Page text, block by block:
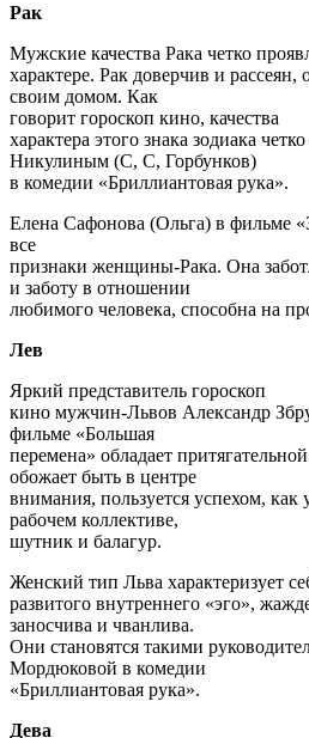
Рак
Мужские качества Рака четко
характере. Рак доверчив и
своим домом. Как
говорит гороскоп кино, качества
характера этого знака зодиака
Никулиным (С, С, Горбунков)
в комедии «Бриллиантовая рука».
Елена Сафонова (Ольга) в фильме
все
признаки женщины-Рака. Она
и заботу в отношении
любимого человека, способна на
Лев
Яркий представитель гороскоп
кино мужчин-Львов Александр
фильме «Большая
перемена» обладает
обожает быть в центре
внимания, пользуется успехом, как
рабочем коллективе,
шутник и балагур.
Женский тип Льва характеризует
развитого внутреннего «эго»,
заносчива и чванлива.
Они становятся такими
Мордюковой в комедии
«Бриллиантовая рука».
Дева